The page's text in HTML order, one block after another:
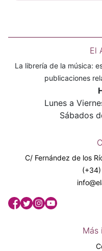
El
La librería de la música:
publicaciones
Lunes a
Sábados
C/ Fernández de los
Más